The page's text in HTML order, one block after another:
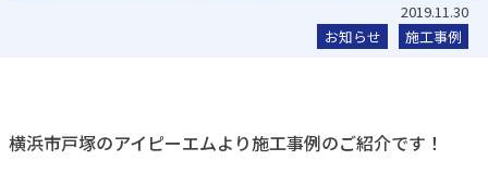
2019.11.30
お知らせ
施工事例
横浜市戸塚のアイピーエムより施工事例のご紹介です！